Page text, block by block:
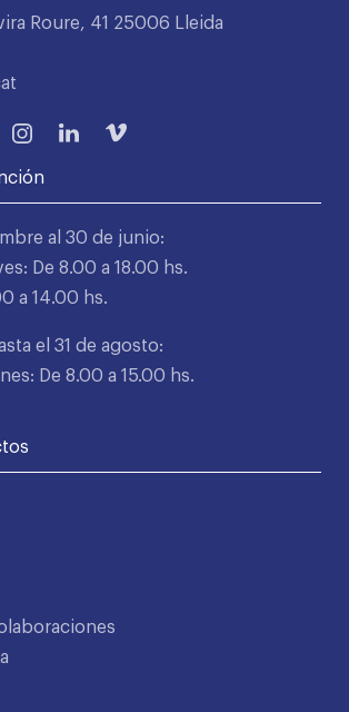
Roure, 41 25006 Lleida
al 30 de junio:
De 8.00 a 18.00 hs.
a 14.00 hs.
el 31 de agosto:
De 8.00 a 15.00 hs.